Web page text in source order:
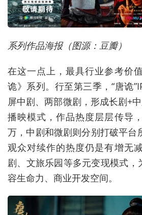
系列作品海报（图源：豆瓣）
在这一点上，最具行业参考价
诡》系列。行至第三季，“唐诡
屏中剧、两部微剧，形成长剧+
播映模式，作品热度层层传导
万，中剧和微剧则分别打破平台
观众对续作的热度仍是有增无
剧、文旅乐园等多元变现模式，
容生命力、商业开发空间。